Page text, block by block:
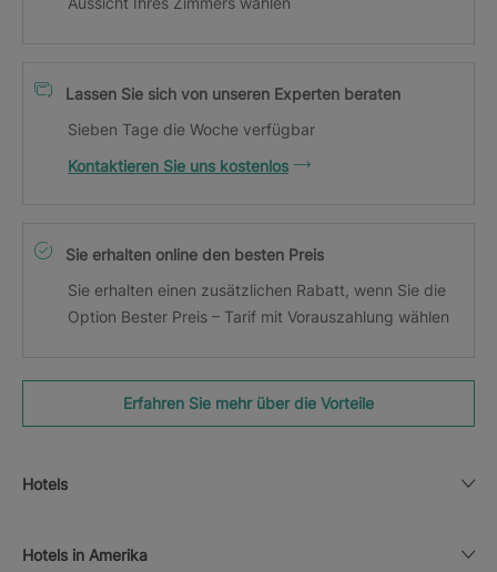
Lassen Sie sich von unseren Experten beraten
Sieben Tage die Woche verfügbar
Kontaktieren Sie uns kostenlos
Sie erhalten online den besten Preis
Sie erhalten einen zusätzlichen Rabatt, wenn Sie die
Option Bester Preis – Tarif mit Vorauszahlung wählen
Erfahren Sie mehr über die Vorteile
Hotels
Hotels in Amerika